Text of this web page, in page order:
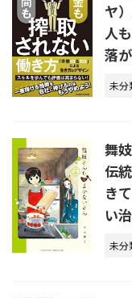
ヤ
人
落
未分
舞
伝
き
い
未分